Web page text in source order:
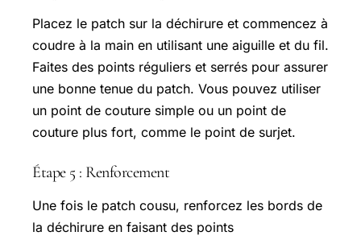
Placez le patch sur la déchirure et commencez à
coudre à la main en utilisant une aiguille et du fil.
Faites des points réguliers et serrés pour assurer
une bonne tenue du patch. Vous pouvez utiliser
un point de couture simple ou un point de
couture plus fort, comme le point de surjet.
Étape 5 : Renforcement
Une fois le patch cousu, renforcez les bords de
la déchirure en faisant des points